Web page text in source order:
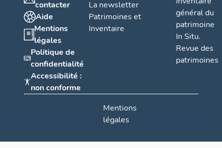
contacter
Aide
Mentions
légales
Politique de
confidentialité
Accessibilité :
non conforme
La newsletter
Patrimoines et
Inventaire
général du
patrimoine
In Situ.
Revue des
patrimoines
Mentions
légales